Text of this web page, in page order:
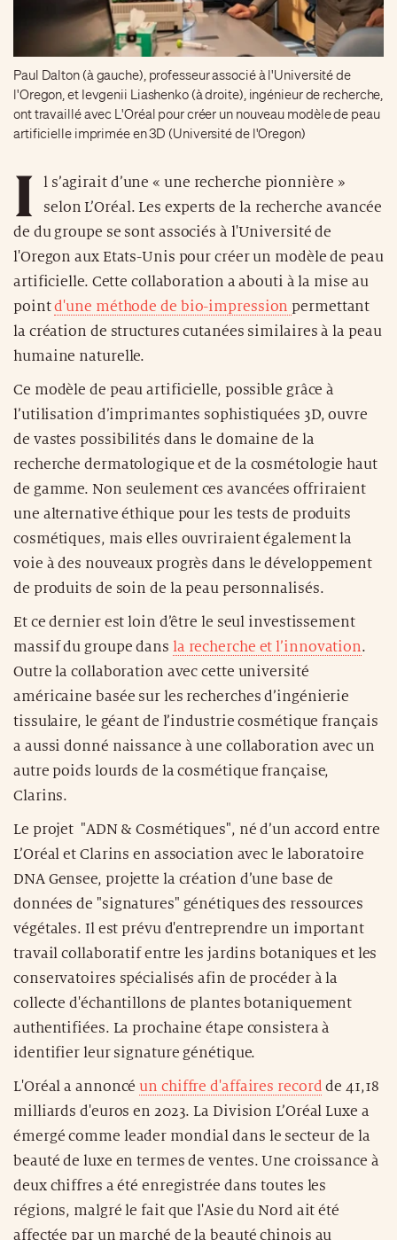
Paul Dalton (à gauche), professeur associé à l'Université de
l'Oregon, et Ievgenii Liashenko (à droite), ingénieur de recherche,
ont travaillé avec L'Oréal pour créer un nouveau modèle de peau
artificielle imprimée en 3D (Université de l'Oregon)
I
l s’agirait d’une « une recherche pionnière »
selon L’Oréal. Les experts de la recherche avancée
de du groupe se sont associés à l'Université de
l'Oregon aux Etats-Unis pour créer un modèle de peau
artificielle. Cette collaboration a abouti à la mise au
pointd'une méthode de bio-impression permettant
la création de structures cutanées similaires à la peau
humaine naturelle.
Ce modèle de peau artificielle, possible grâce à
l’utilisation d’imprimantes sophistiquées 3D, ouvre
de vastes possibilités dans le domaine de la
recherche dermatologique et de la cosmétologie haut
de gamme. Non seulement ces avancées offriraient
une alternative éthique pour les tests de produits
cosmétiques, mais elles ouvriraient également la
voie à des nouveaux progrès dans le développement
de produits de soin de la peau personnalisés.
Et ce dernier est loin d’être le seul investissement
massif du groupe dans la recherche et l’innovation.
Outre la collaboration avec cette université
américaine basée sur les recherches d’ingénierie
tissulaire, le géant de l’industrie cosmétique français
a aussi donné naissance à une collaboration avec un
autre poids lourds de la cosmétique française,
Clarins.
Le projet "ADN & Cosmétiques", né d’un accord entre
L’Oréal et Clarins en association avec le laboratoire
DNA Gensee, projette la création d’une base de
données de "signatures" génétiques des ressources
végétales. Il est prévu d'entreprendre un important
travail collaboratif entre les jardins botaniques et les
conservatoires spécialisés afin de procéder à la
collecte d'échantillons de plantes botaniquement
authentifiées. La prochaine étape consistera à
identifier leur signature génétique.
L'Oréal a annoncéun chiffre d'affaires record de 41,18
milliards d'euros en 2023. La Division L’Oréal Luxe a
émergé comme leader mondial dans le secteur de la
beauté de luxe en termes de ventes. Une croissance à
deux chiffres a été enregistrée dans toutes les
régions, malgré le fait que l'Asie du Nord ait été
affectée par un marché de la beauté chinois au